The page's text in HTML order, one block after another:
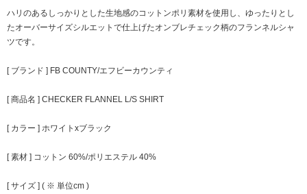
ハリのあるしっかりとした生地感のコットンポリ素材を使用し、ゆったりとし
たオーバーサイズシルエットで仕上げたオンブレチェック柄のフランネルシャ
ツです。
[ ブランド ] FB COUNTY/エフビーカウンティ
[ 商品名 ] CHECKER FLANNEL L/S SHIRT
[ カラー ] ホワイトxブラック
[ 素材 ] コットン 60%/ポリエステル 40%
[ サイズ ] ( ※ 単位cm )